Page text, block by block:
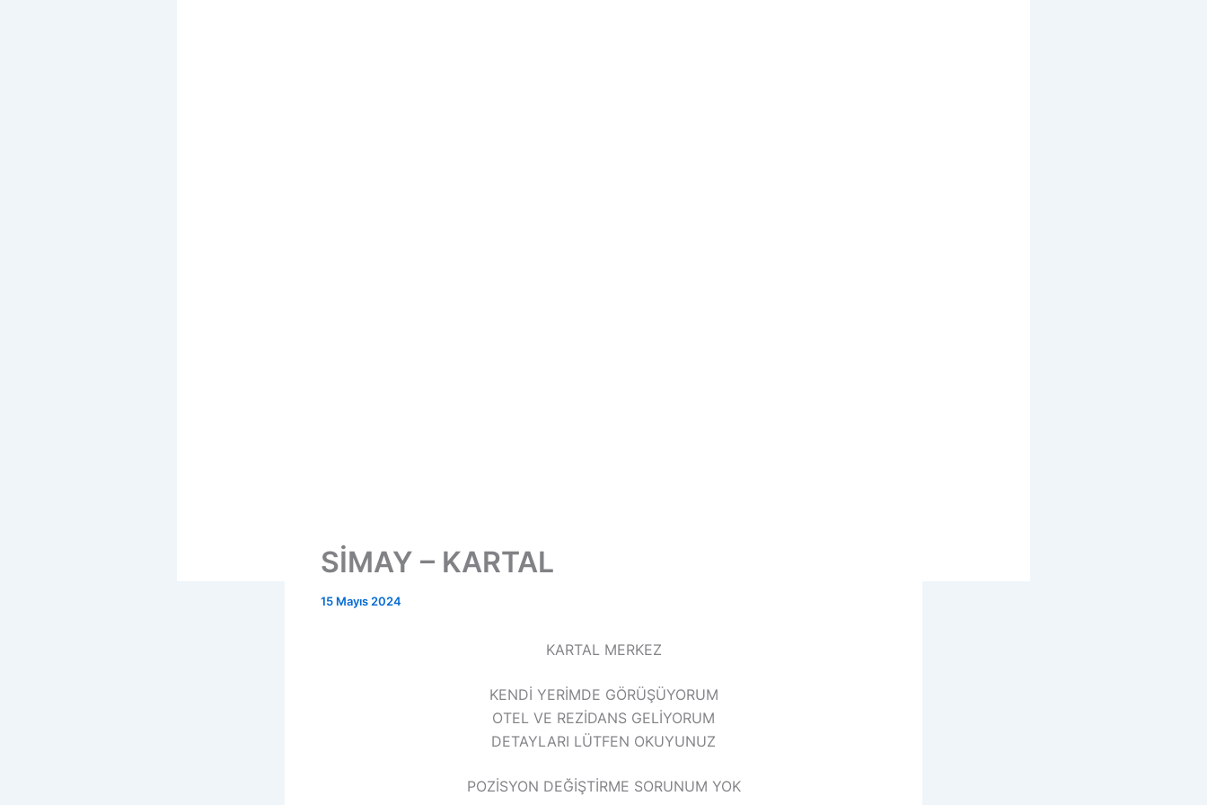
SİMAY – KARTAL
15 Mayıs 2024
KARTAL MERKEZ
KENDİ YERİMDE GÖRÜŞÜYORUM
OTEL VE REZİDANS GELİYORUM
DETAYLARI LÜTFEN OKUYUNUZ
POZİSYON DEĞİŞTİRME SORUNUM YOK